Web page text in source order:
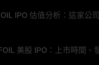
IPO 估值分析：這家公
美股 IPO：上市時間、